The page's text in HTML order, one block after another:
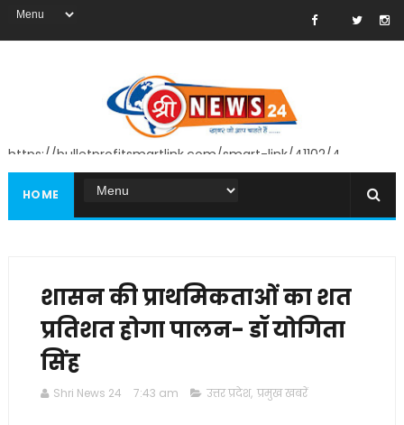
https://bulletprofitsmartlink.com/smart-link/41102/4
HOME
शासन की प्राथमिकताओं का शत
प्रतिशत होगा पालन- डॉ योगिता
सिंह
Shri News 24 7:43 am उत्तर प्रदेश, प्रमुख खबरें